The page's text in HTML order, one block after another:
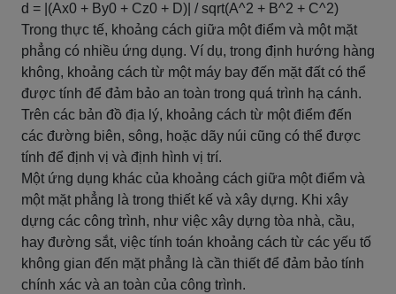
d = |(Ax0 + By0 + Cz0 + D)| / sqrt(A^2 + B^2 + C^2)
Trong thực tế, khoảng cách giữa một điểm và một mặt
phẳng có nhiều ứng dụng. Ví dụ, trong định hướng hàng
không, khoảng cách từ một máy bay đến mặt đất có thể
được tính để đảm bảo an toàn trong quá trình hạ cánh.
Trên các bản đồ địa lý, khoảng cách từ một điểm đến
các đường biên, sông, hoặc dãy núi cũng có thể được
tính để định vị và định hình vị trí.
Một ứng dụng khác của khoảng cách giữa một điểm và
một mặt phẳng là trong thiết kế và xây dựng. Khi xây
dựng các công trình, như việc xây dựng tòa nhà, cầu,
hay đường sắt, việc tính toán khoảng cách từ các yếu tố
không gian đến mặt phẳng là cần thiết để đảm bảo tính
chính xác và an toàn của công trình.